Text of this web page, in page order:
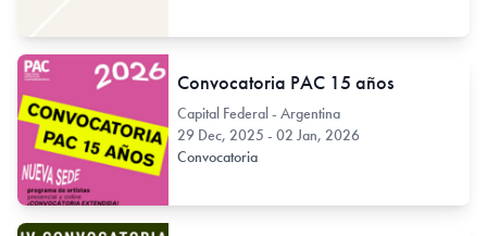
Convocatoria PAC 15 años
Capital Federal - Argentina
29 Dec, 2025 - 02 Jan, 2026
Convocatoria